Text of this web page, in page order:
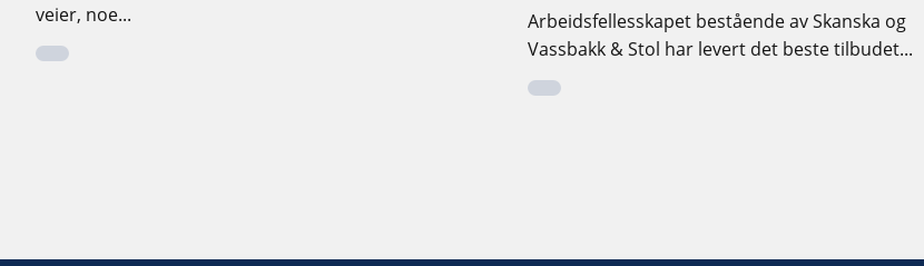
veier, noe...
Arbeidsfellesskapet bestående av Skanska og
Vassbakk & Stol har levert det beste tilbudet...